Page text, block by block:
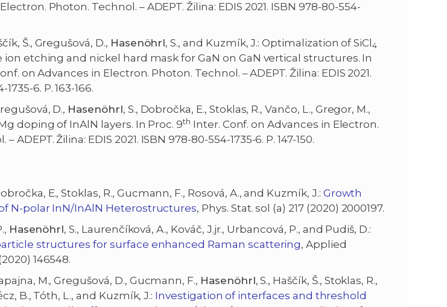
Photon. Technol. – ADEPT. Žilina: EDIS 2021. ISBN 978-80-554-
Š., Gregušová, D., Hasenöhrl, S., and Kuzmík, J.: Optimalization of SiCl4
ion etching and nickel hard mask for GaN on GaN vertical structures. In
on Advances in Electron. Photon. Technol. – ADEPT. Žilina: EDIS 2021.
6. P. 163-166.
D., Hasenöhrl, S., Dobročka, E., Stoklas, R., Vančo, L., Gregor, M.,
doping of InAlN layers. In Proc. 9th Inter. Conf. on Advances in Electron.
ADEPT. Žilina: EDIS 2021. ISBN 978-80-554-1735-6. P. 147-150.
E., Stoklas, R., Gucmann, F., Rosová, A., and Kuzmík, J.: Growth
N-polar InN/InAlN Heterostructures, Phys. Stat. sol (a) 217 (2020) 2000197.
Hasenöhrl, S., Laurenčíková, A., Kováč, J.jr., Urbancová, P., and Pudiš, D.:
structures for surface enhanced Raman scattering, Applied
146548.
M., Gregušová, D., Gucmann, F., Hasenöhrl, S., Haščík, Š., Stoklas, R.,
B., Tóth, L., and Kuzmík, J.: Investigation of interfaces and threshold